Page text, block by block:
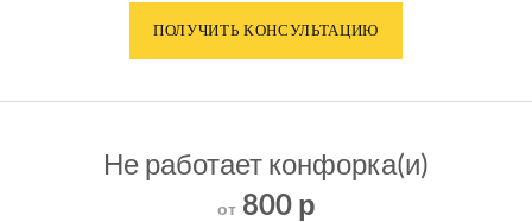
Не работает конфорка(и)
от800 р